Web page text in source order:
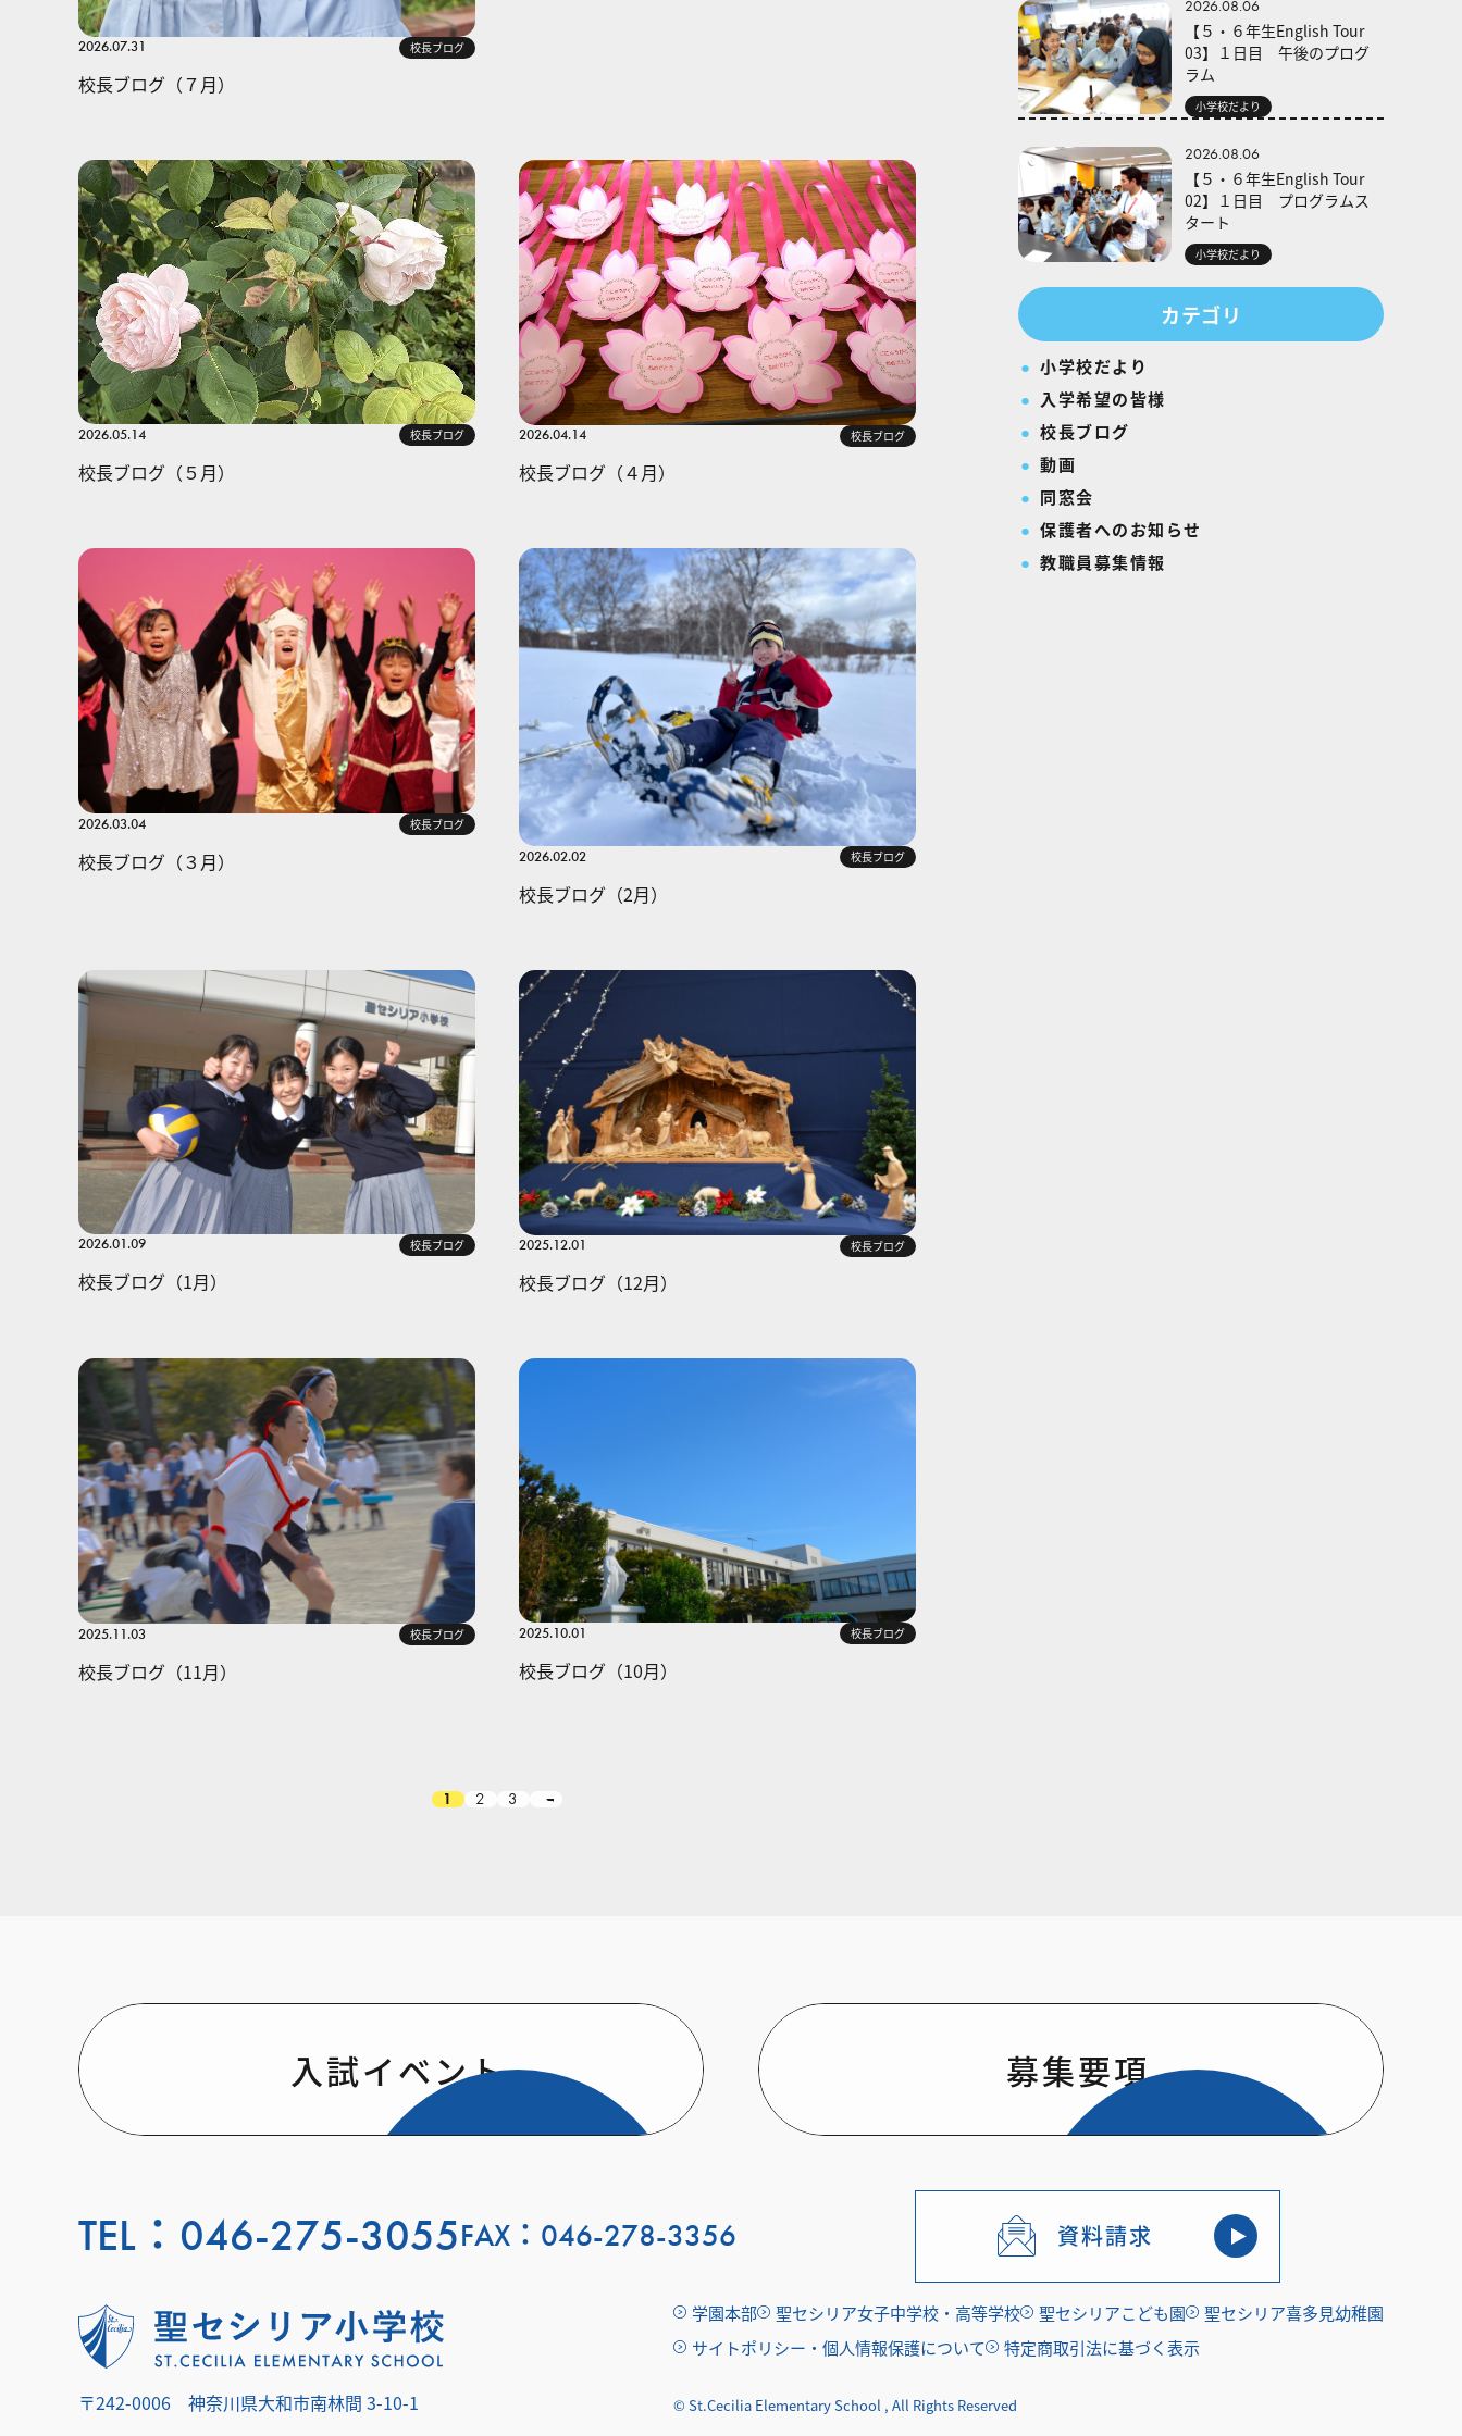
2026.07.31 校長ブログ
校長ブログ（７月）
2026.05.14 校長ブログ
校長ブログ（５月）
2026.04.14 校長ブログ
校長ブログ（４月）
2026.03.04 校長ブログ
校長ブログ（３月） 2026.02.02 校長ブログ
校長ブログ（2月）
2026.01.09 校長ブログ
校長ブログ（1月）
2025.12.01 校長ブログ
校長ブログ（12月）
2025.11.03 校長ブログ
校長ブログ（11月）
2025.10.01 校長ブログ
校長ブログ（10月）
1 2 3
2026.08.06
【５・６年生English Tour
03】１日目 午後のプログ
ラム
小学校だより
2026.08.06
【５・６年生English Tour
02】１日目 プログラムス
タート
小学校だより
カテゴリ
小学校だより
入学希望の皆様
校長ブログ
動画
同窓会
保護者へのお知らせ
教職員募集情報
入試イベント 募集要項
資料請求
TEL： 046-275-3055FAX：046-278-3356
〒242-0006 神奈川県大和市南林間 3-10-1
学園本部 聖セシリア女子中学校・高等学校 聖セシリアこども園
聖セシリア喜多見幼稚園
サイトポリシー・個人情報保護について
特定商取引法に基づく表示
© St.Cecilia Elementary School , All Rights Reserved